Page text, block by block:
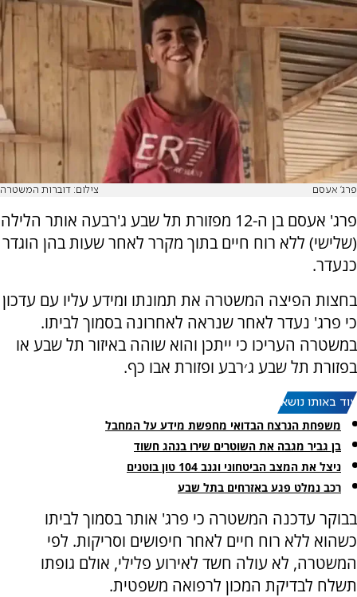
פרג' אעסם צילום: דוברות המשטרה
פרג' אעסם בן ה-12 מפזורת תל שבע ג'רבעה אותר הלילה
(שלישי) ללא רוח חיים בתוך מקרר לאחר שעות בהן הוגדר
כנעדר.
בחצות הפיצה המשטרה את תמונתו ומידע עליו עם עדכון
כי פרג' נעדר לאחר שנראה לאחרונה בסמוך לביתו.
במשטרה העריכו כי ייתכן והוא שוהה באיזור תל שבע או
בפזורת תל שבע ג׳רבע ופזורת אבו כף.
עוד באותו נושא:
משפחת הנרצח הבדואי מחפשת מידע על המחבל
בן גביר מגבה את השוטרים שירו בנהג חשוד
ניצל את המצב הביטחוני וגנב 104 טון בוטנים
רכב נמלט פגע באזרחים בתל שבע
בבוקר עדכנה המשטרה כי פרג' אותר בסמוך לביתו
כשהוא ללא רוח חיים לאחר חיפושים וסריקות. לפי
המשטרה, לא עולה חשד לאירוע פלילי, אולם גופתו
תשלח לבדיקת המכון לרפואה משפטית.